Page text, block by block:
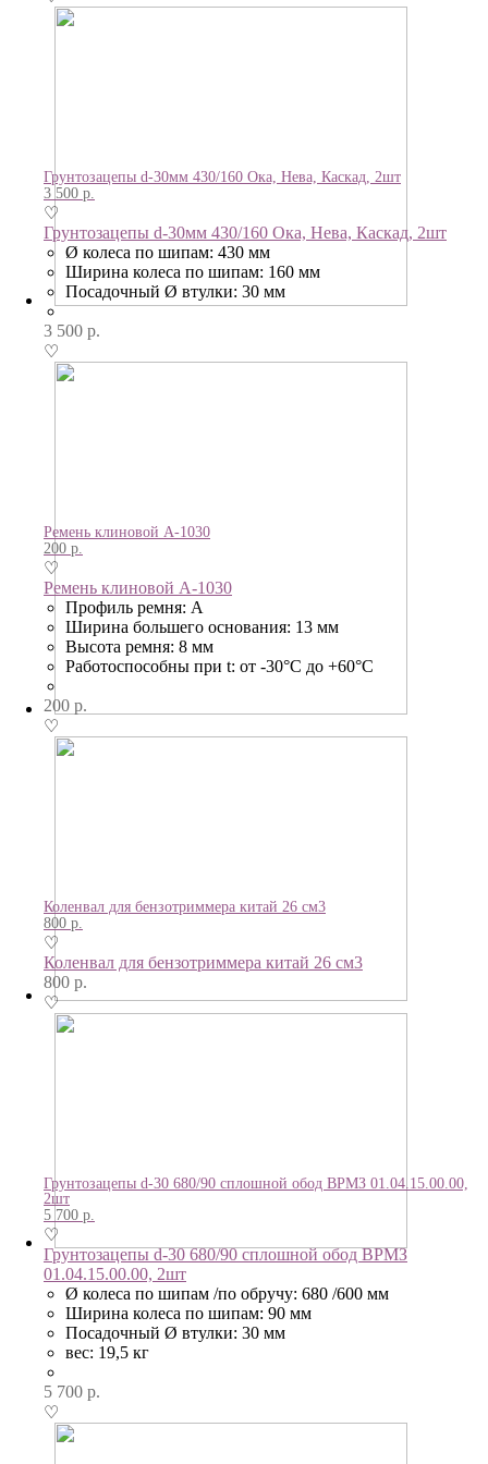
Грунтозацепы d-30мм 430/160 Ока, Нева, Каскад, 2шт
3 500 р.
♡
Грунтозацепы d-30мм 430/160 Ока, Нева, Каскад, 2шт
Ø колеса по шипам: 430 мм
Ширина колеса по шипам: 160 мм
Посадочный Ø втулки: 30 мм
3 500 р.
♡
Ремень клиновой А-1030
200 р.
♡
Ремень клиновой А-1030
Профиль ремня: A
Ширина большего основания: 13 мм
Высота ремня: 8 мм
Работоспособны при t: от -30°C до +60°C
200 р.
♡
Коленвал для бензотриммера китай 26 см3
800 р.
♡
Коленвал для бензотриммера китай 26 см3
800 р.
♡
Грунтозацепы d-30 680/90 сплошной обод ВРМЗ 01.04.15.00.00,
2шт
5 700 р.
♡
Грунтозацепы d-30 680/90 сплошной обод ВРМЗ
01.04.15.00.00, 2шт
Ø колеса по шипам /по обручу: 680 /600 мм
Ширина колеса по шипам: 90 мм
Посадочный Ø втулки: 30 мм
вес: 19,5 кг
5 700 р.
♡